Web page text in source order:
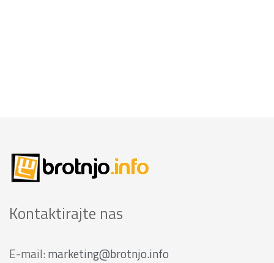
Kontaktirajte nas
E-mail: marketing@brotnjo.info